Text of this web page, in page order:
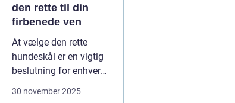
den rette til din
firbenede ven
At vælge den rette
hundeskål er en vigtig
beslutning for enhver
hundeejer. Hundeskåle er
30 november 2025